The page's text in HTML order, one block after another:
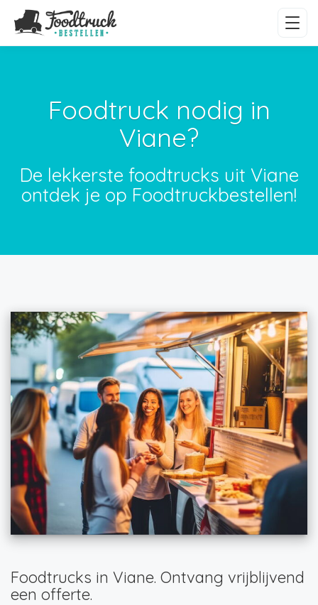
Foodtruck nodig in
Viane?
De lekkerste foodtrucks uit Viane
ontdek je op Foodtruckbestellen!
Foodtrucks in Viane. Ontvang vrijblijvend
een offerte.